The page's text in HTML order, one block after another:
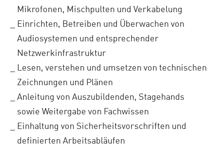
Mikrofonen, Mischpulten und Verkabelung
Einrichten, Betreiben und Überwachen von
Audiosystemen und entsprechender
Netzwerkinfrastruktur
Lesen, verstehen und umsetzen von technischen
Zeichnungen und Plänen
Anleitung von Auszubildenden, Stagehands
sowie Weitergabe von Fachwissen
Einhaltung von Sicherheitsvorschriften und
definierten Arbeitsabläufen